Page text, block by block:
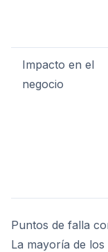
Impacto en el
negocio
Puntos de falla
La mayoría de